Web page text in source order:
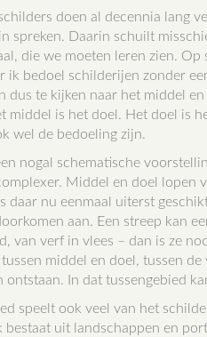
doen al decennia lang
spreken. Daarin schuilt
die we moeten leren zien.
ik bedoel schilderijen zonder
dus te kijken naar het middel
middel is het doel. Het doel is
wel de bedoeling zijn.
nogal schematische
Middel en doel lopen
daar nu eenmaal uiterst
aan. Een streep kan
van verf in vlees – dan is ze
middel en doel, tussen
ontstaan. In dat tussengebied
speelt ook veel van het
uit landschappen en